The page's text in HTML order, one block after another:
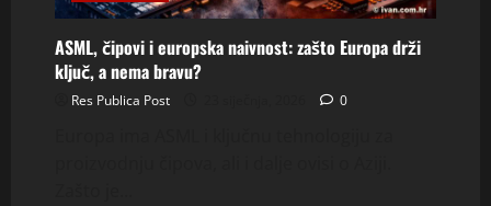
ASML, čipovi i europska naivnost: zašto Europa drži
ključ, a nema bravu?
Res Publica Post 0